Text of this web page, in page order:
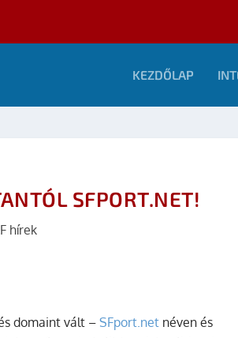
KEZDŐLAP
SFPORT.NET!
hírek
domaint vált –SFport.net néven és